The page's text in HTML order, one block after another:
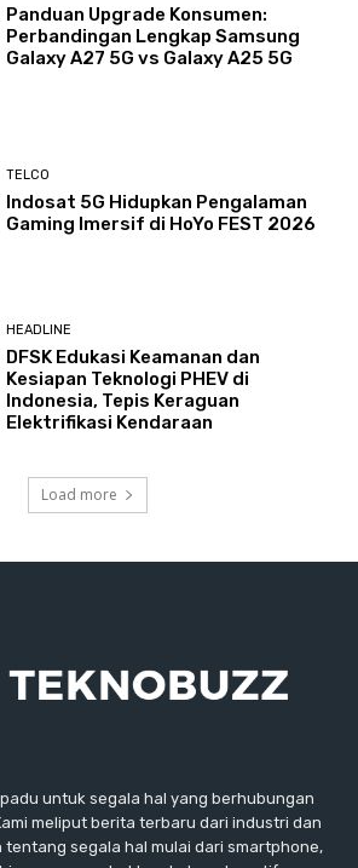
Panduan Upgrade Konsumen:
Perbandingan Lengkap Samsung
Galaxy A27 5G vs Galaxy A25 5G
TELCO
Indosat 5G Hidupkan Pengalaman
Gaming Imersif di HoYo FEST 2026
HEADLINE
DFSK Edukasi Keamanan dan
Kesiapan Teknologi PHEV di
Indonesia, Tepis Keraguan
Elektrifikasi Kendaraan
Load more
untuk segala hal yang berhubungan
meliput berita terbaru dari industri dan
segala hal mulai dari smartphone,